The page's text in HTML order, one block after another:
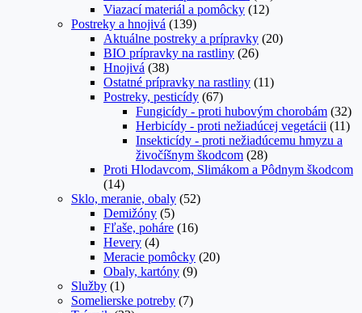
Viazací materiál a pomôcky (12)
Postreky a hnojivá (139)
Aktuálne postreky a prípravky (20)
BIO prípravky na rastliny (26)
Hnojivá (38)
Ostatné prípravky na rastliny (11)
Postreky, pesticídy (67)
Fungicídy - proti hubovým chorobám (32)
Herbicídy - proti nežiadúcej vegetácii (11)
Insekticídy - proti nežiadúcemu hmyzu a
živočíšnym škodcom (28)
Proti Hlodavcom, Slimákom a Pôdnym škodcom
(14)
Sklo, meranie, obaly (52)
Demižóny (5)
Fľaše, poháre (16)
Hevery (4)
Meracie pomôcky (20)
Obaly, kartóny (9)
Služby (1)
Somelierske potreby (7)